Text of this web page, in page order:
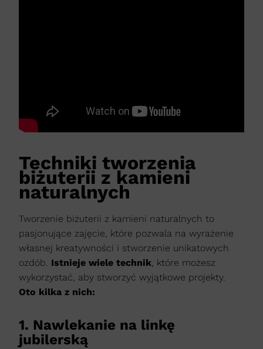
Techniki tworzenia
biżuterii z kamieni
naturalnych
Tworzenie biżuterii z kamieni naturalnych to
pasjonujące zajęcie, które pozwala na wyrażenie
własnej kreatywności i stworzenie unikatowych
ozdób. Istnieje wiele technik, które możesz
wykorzystać, aby stworzyć wyjątkowe projekty.
Oto kilka z nich:
1. Nawlekanie na linkę
jubilerską